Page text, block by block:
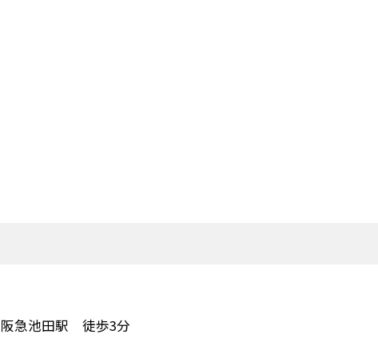
阪急池田駅 徒歩3分